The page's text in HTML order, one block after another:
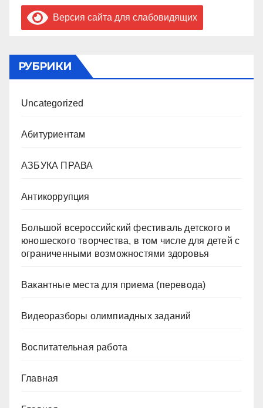
Версия сайта для слабовидящих
РУБРИКИ
Uncategorized
Абитуриентам
АЗБУКА ПРАВА
Антикоррупция
Большой всероссийский фестиваль детского и
юношеского творчества, в том числе для детей с
ограниченными возможностями здоровья
Вакантные места для приема (перевода)
Видеоразборы олимпиадных заданий
Воспитательная работа
Главная